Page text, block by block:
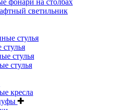
фонари на столбах
светильник
стулья
стулья
стулья
кресла